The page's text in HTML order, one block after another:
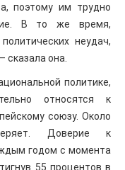
поэтому им трудно
В то же время,
неудач,
сказала она.
политике,
относятся к
союзу. Около
Доверие к
годом с момента
55 процентов в